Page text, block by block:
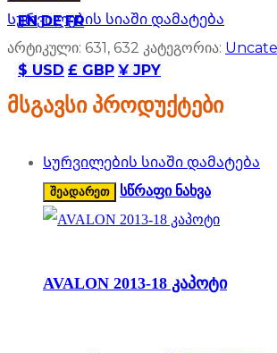
EN DE FR
$ USD £ GBP ¥ JPY
Სურვილების სიაში დამატება
არტიკული: 631, 632 კატეგორია:
მსგავსი პროდუქტები
Სურვილების სიაში დამატება
შეადარეთ სწრაფი ნახვა
AVALON 2013-18 კაპოტი